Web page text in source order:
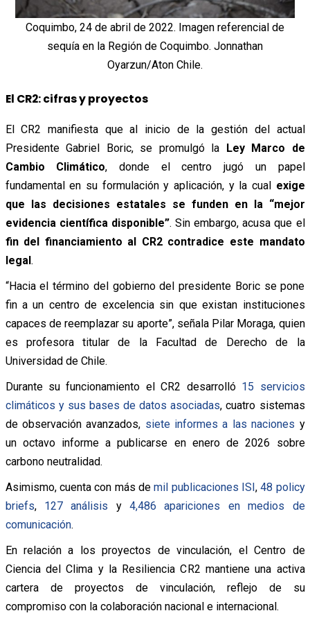
Coquimbo, 24 de abril de 2022. Imagen referencial de
sequía en la Región de Coquimbo. Jonnathan
Oyarzun/Aton Chile.
El CR2: cifras y proyectos
El CR2 manifiesta que al inicio de la gestión del actual
Presidente Gabriel Boric, se promulgó la
Ley Marco de
Cambio Climático, donde el centro jugó un papel
fundamental en su formulación y aplicación, y la cual exige
que las decisiones estatales se funden en la “mejor
evidencia científica disponible”. Sin embargo, acusa que el
fin del financiamiento al CR2 contradice este mandato
legal .
“Hacia el término del gobierno del presidente Boric se pone
fin a un centro de excelencia sin que existan instituciones
capaces de reemplazar su aporte”, señala Pilar Moraga, quien
es profesora titular de la Facultad de Derecho de la
Universidad de Chile.
Durante su funcionamiento el CR2 desarrolló 15 servicios
climáticos y sus bases de datos asociadas, cuatro sistemas
de observación avanzados, siete informes a las naciones y
un octavo informe a publicarse en enero de 2026 sobre
carbono neutralidad.
Asimismo, cuenta con más demil publicaciones ISI ,48 policy
briefs, 127 análisis y 4,486 apariciones en medios de
comunicación.
En relación a los proyectos de vinculación, el Centro de
Ciencia del Clima y la Resiliencia CR2 mantiene una activa
cartera de proyectos de vinculación, reflejo de su
compromiso con la colaboración nacional e internacional.